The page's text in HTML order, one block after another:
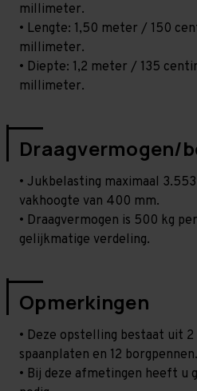
millimeter.
• Lengte: 1,50 meter / 150
millimeter.
• Diepte: 1,2 meter / 135
millimeter.
Draagvermogen/
• Jukbelasting maximaal
vakhoogte van 400 mm.
• Draagvermogen is 500 kg
gelijkmatige verdeling.
Opmerkingen
• Deze opstelling bestaat uit 2
spaanplaten en 12 borgpennen.
• Bij deze afmetingen heeft u